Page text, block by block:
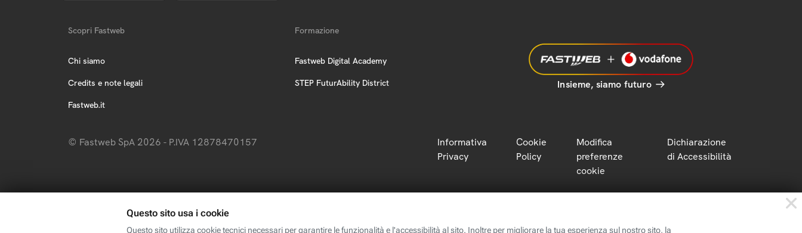
Scopri Fastweb
Chi siamo
Credits e note legali
Fastweb.it
Formazione
Fastweb Digital Academy
STEP FuturAbility District Insieme, siamo futuro
© Fastweb SpA 2026 - P.IVA 12878470157
Informativa
Privacy
Cookie
Policy
Modifica
preferenze
cookie
Dichiarazione
di Accessibilità